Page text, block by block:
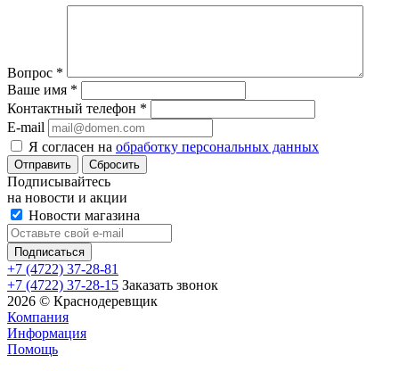
Вопрос *
Ваше имя *
Контактный телефон *
E-mail
Я согласен на обработку персональных данных
Сбросить
Подписывайтесь
на новости и акции
Новости магазина
+7 (4722) 37-28-81
+7 (4722) 37-28-15 Заказать звонок
2026 © Краснодеревщик
Компания
Информация
Помощь